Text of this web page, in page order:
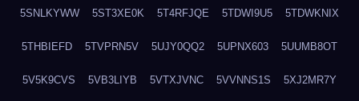
5SNLKYWW 5ST3XE0K 5T4RFJQE 5TDWI9U5 5TDWKNIX
5THBIEFD 5TVPRN5V 5UJY0QQ2 5UPNX603 5UUMB8OT
5V5K9CVS 5VB3LIYB 5VTXJVNC 5VVNNS1S 5XJ2MR7Y